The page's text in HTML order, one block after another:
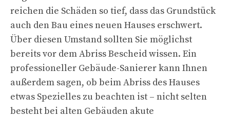
reichen die Schäden so tief, dass das Grundstück
auch den Bau eines neuen Hauses erschwert.
Über diesen Umstand sollten Sie möglichst
bereits vor dem Abriss Bescheid wissen. Ein
professioneller Gebäude-Sanierer kann Ihnen
außerdem sagen, ob beim Abriss des Hauses
etwas Spezielles zu beachten ist – nicht selten
besteht bei alten Gebäuden akute